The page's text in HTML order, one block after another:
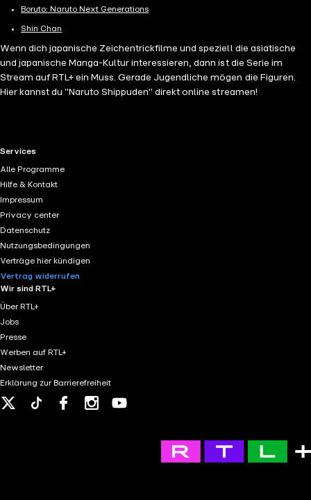
Boruto: Naruto Next Generations
Shin Chan
Wenn dich japanische Zeichentrickfilme und speziell die asiatische
und japanische Manga-Kultur interessieren, dann ist die Serie im
Stream auf RTL+ ein Muss. Gerade Jugendliche mögen die Figuren.
Hier kannst du "Naruto Shippuden" direkt online streamen!
RTL+ useful links.
Services
Alle Programme
Hilfe & Kontakt
Impressum
Privacy center
Datenschutz
Nutzungsbedingungen
Verträge hier kündigen
Vertrag widerrufen
Wir sind RTL+
Über RTL+
Jobs
Presse
Werben auf RTL+
Newsletter
Erklärung zur Barrierefreiheit
Tiktok FacebookInstagram